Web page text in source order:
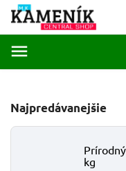
Najpredávanejšie
kg